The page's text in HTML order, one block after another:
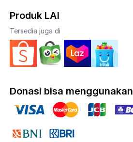
Produk LAI
Tersedia juga di
Donasi bisa menggunakan